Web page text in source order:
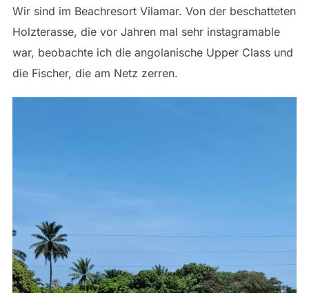
Wir sind im Beachresort Vilamar. Von der beschatteten
Holzterasse, die vor Jahren mal sehr instagramable
war, beobachte ich die angolanische Upper Class und
die Fischer, die am Netz zerren.